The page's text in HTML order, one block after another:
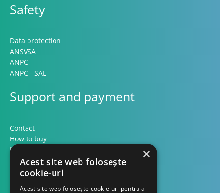
Safety
Data protection
ANSVSA
ANPC
ANPC - SAL
Support and payment
Contact
How to buy
Methods of payment
Formular retur
Contact
×
Acest site web folosește
cookie-uri
Acest site web folosește cookie-uri pentru a